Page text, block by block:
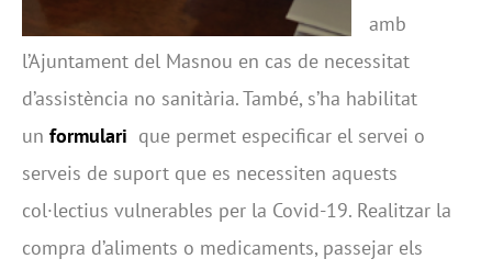
amb
l’Ajuntament del Masnou en cas de necessitat
d’assistència no sanitària. També, s’ha habilitat
un formulari que permet especificar el servei o
serveis de suport que es necessiten aquests
col·lectius vulnerables per la Covid-19. Realitzar la
compra d’aliments o medicaments, passejar els